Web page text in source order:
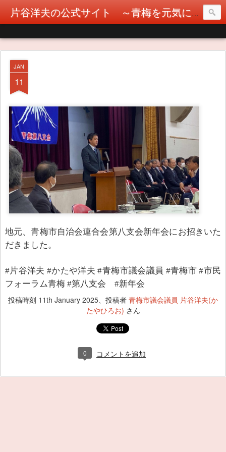
片谷洋夫の公式サイト ～青梅を元気に！カタヤぶりな挑戦！～
JAN
11
地元、青梅市自治会連合会第八支会新年会にお招きいた
だきました。
#片谷洋夫 #かたや洋夫 #青梅市議会議員 #青梅市 #市民
フォーラム青梅 #第八支会 #新年会
投稿時刻 11th January 2025 、投稿者 青梅市議会議員 片谷洋夫(か
たやひろお) さん
0 コメントを追加